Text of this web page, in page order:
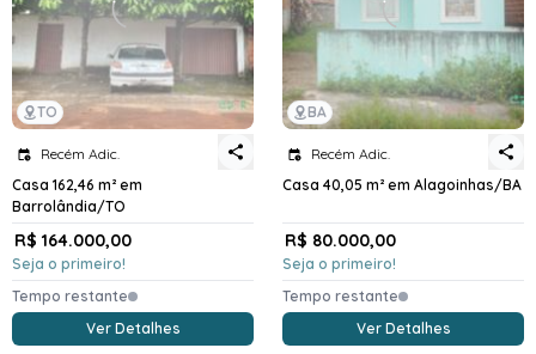
TO
Recém Adic.
Casa 162,46 m² em
Barrolândia/TO
R$ 164.000,00
Seja o primeiro!
Tempo restante
Ver Detalhes
BA
Recém Adic.
Casa 40,05 m² em Alagoinhas/BA
R$ 80.000,00
Seja o primeiro!
Tempo restante
Ver Detalhes